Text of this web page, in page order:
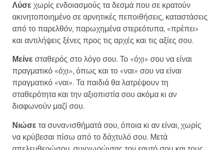
Λύσε χωρίς ενδοιασμούς τα δεσμά που σε κρατούν
ακινητοποιημένο σε αρνητικές πεποιθήσεις, καταστάσεις
από το παρελθόν, παρωχημένα στερεότυπα, «πρέπει»
και αντιλήψεις ξένες προς τις αρχές και τις αξίες σου.
Μείνε σταθερός στο λόγο σου. Το «όχι» σου να είναι
πραγματικό «όχι», όπως και το «ναι» σου να είναι
πραγματικό «ναι». Τα παιδιά θα λατρέψουν τη
σταθερότητα και την αξιοπιστία σου ακόμα κι αν
διαφωνούν μαζί σου.
Νιώσε τα συναvισθήματά σου, όποια κι αν είναι, χωρίς
να κρύβεσαι πίσω από το δάχτυλό σου. Μετά